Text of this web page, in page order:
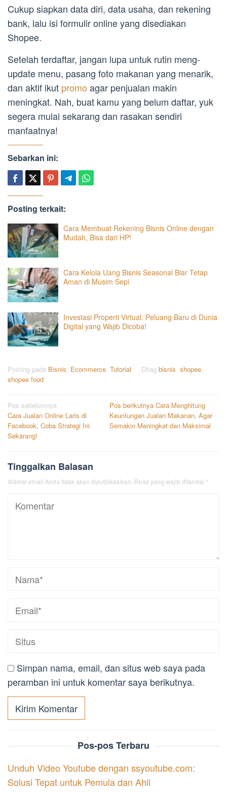
Cukup siapkan data diri, data usaha, dan rekening
bank, lalu isi formulir online yang disediakan
Shopee.
Setelah terdaftar, jangan lupa untuk rutin meng-
update menu, pasang foto makanan yang menarik,
dan aktif ikut promo agar penjualan makin
meningkat. Nah, buat kamu yang belum daftar, yuk
segera mulai sekarang dan rasakan sendiri
manfaatnya!
Sebarkan ini:
Posting terkait:
Cara Membuat Rekening Bisnis Online dengan
Mudah, Bisa dari HP!
Cara Kelola Uang Bisnis Seasonal Biar Tetap
Aman di Musim Sepi
Investasi Properti Virtual: Peluang Baru di Dunia
Digital yang Wajib Dicoba!
Posting pada Bisnis, Ecommerce, Tutorial Ditag bisnis, shopee,
shopee food
Navigasi
pos
Pos sebelumnya
Cara Jualan Online Laris di
Facebook, Coba Strategi Ini
Sekarang!
Pos berikutnyaCara Menghitung
Keuntungan Jualan Makanan, Agar
Semakin Meningkat dan Maksimal
Tinggalkan Balasan
Alamat email Anda tidak akan dipublikasikan. Ruas yang wajib ditandai *
Simpan nama, email, dan situs web saya pada
peramban ini untuk komentar saya berikutnya.
Pos-pos Terbaru
Unduh Video Youtube dengan ssyoutube.com:
Solusi Tepat untuk Pemula dan Ahli